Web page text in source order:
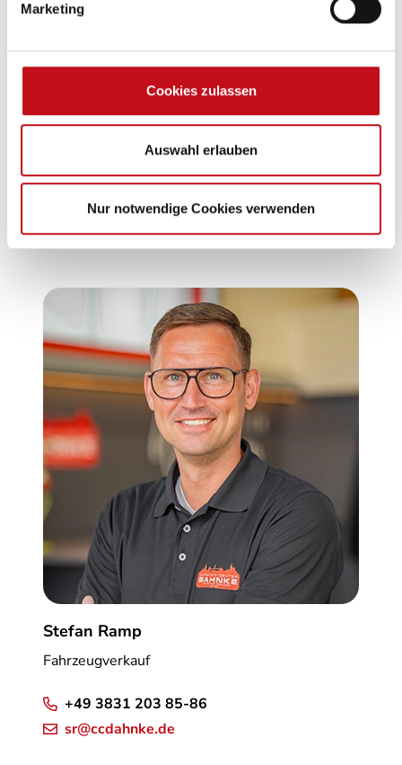
Marketing
Cookies zulassen
Auswahl erlauben
Nur notwendige Cookies verwenden
Christian Dabels
Fahrzeugverkauf
+49 3831 203 85-82
cd@ccdahnke.de
Stefan Ramp
Fahrzeugverkauf
+49 3831 203 85-86
sr@ccdahnke.de